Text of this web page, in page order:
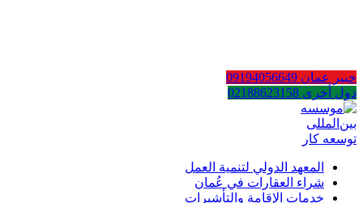
خبير عمان 09194056649
دول أخرى 02188623158
المعهد الدولي لتنمية العمل
شراء العقارات في عُمان
خدمات الإقامة والتأشيرات